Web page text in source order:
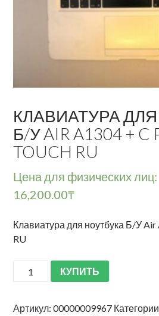
КЛАВИАТУРА
Б/У AIR A1304 + C
TOUCH RU
Цена для физических лиц:
16,200.00₸
Клавиатура для ноутбука Б/У Air
RU
КУПИТЬ
Артикул:00000009967